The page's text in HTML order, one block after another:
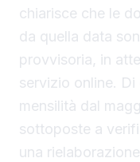
chiarisce che le
da quella data
provvisoria, in
servizio online.
mensilità dal
sottoposte a
una